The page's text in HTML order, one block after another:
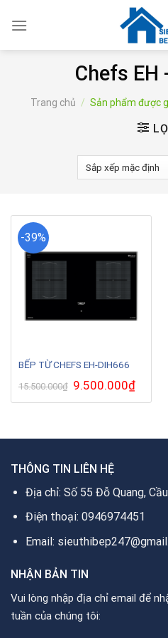
Chefs EH
Trang chủ / Sản phẩm được
-39%
BẾP TỪ CHEFS EH-DIH666
15.500.000₫ Giá
gốc
là:
9.500.000₫Giá
hiện
tại
THÔNG TIN LIÊN HỆ
Địa chỉ: Số 55 Đỗ Quang,
Điện thoại: 0946974451
Email:
NHẬN BẢN TIN
Vui lòng nhập địa chỉ email để
tuần của chúng tôi: